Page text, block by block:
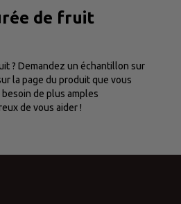
de fruit
? Demandez un échantillon sur
la page du produit que vous
de plus amples
de vous aider !